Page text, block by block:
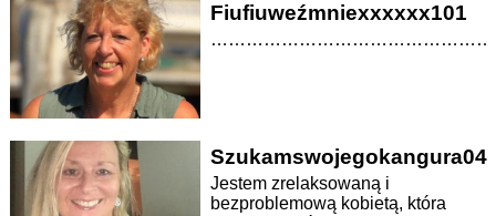
Fiufiuweźmniexxxxxx101
Szukamswojegokangura04
Jestem zrelaksowaną i
bezproblemową kobietą, która